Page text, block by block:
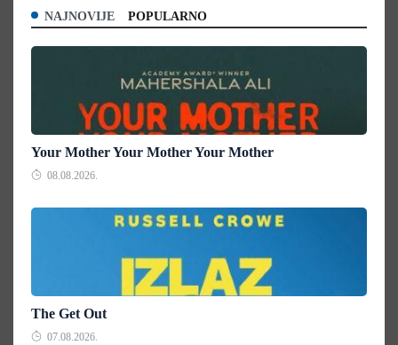
NAJNOVIJE POPULARNO
Your Mother Your Mother Your Mother
08.08.2026.
The Get Out
07.08.2026.